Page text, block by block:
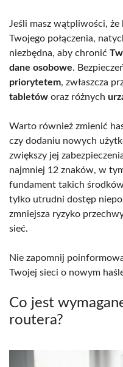
Jeśli masz wątpliwości,
Twojego połączenia,
niezbędna, aby chronić
dane osobowe.
priorytetem, zwłaszcza
tabletów oraz różnych
Warto również zmienić
czy dodaniu nowych
zwiększy jej
najmniej 12 znaków, w
fundament takich
tylko utrudni dostęp
zmniejsza ryzyko
sieć.
Nie zapomnij
Twojej sieci o nowym
Co jest
routera?